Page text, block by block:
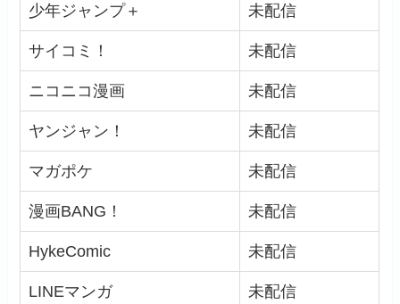
少年ジャンプ＋ 未配信
サイコミ！ 未配信
ニコニコ漫画 未配信
ヤンジャン！ 未配信
マガポケ 未配信
漫画BANG！ 未配信
HykeComic 未配信
LINEマンガ 未配信